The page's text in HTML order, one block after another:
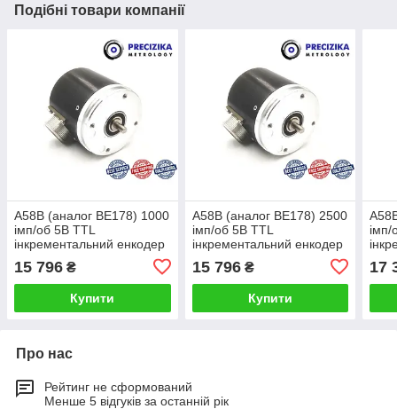
Подібні товари компанії
A58B (аналог ВЕ178) 1000
імп/об 5В TTL
інкрементальний енкодер
15 796 ₴
Купити
А58В (аналог ВЕ178) 2500
імп/об 5В TTL
інкрементальний енкодер
15 796₴
Купити
імп/
17
Про нас
Рейтинг не сформований
Менше 5 відгуків за останній рік